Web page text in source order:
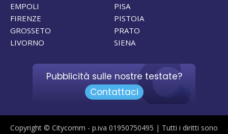
EMPOLI
FIRENZE
GROSSETO
LIVORNO
PISA
PISTOIA
PRATO
SIENA
Pubblicità sulle nostre testate?
Contattaci
Copyright © Citycomm - p.iva 01950750495 | Tutti i diritti sono